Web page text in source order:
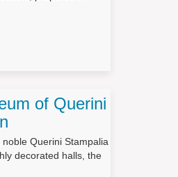
designato nel
in relazione
dati sono stati
al diritto tutelato.
of Querini
Querini Stampalia
decorated halls, the